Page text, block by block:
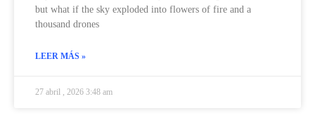
but what if the sky exploded into flowers of fire and a
thousand drones
LEER MÁS »
27 abril , 2026 3:48 am